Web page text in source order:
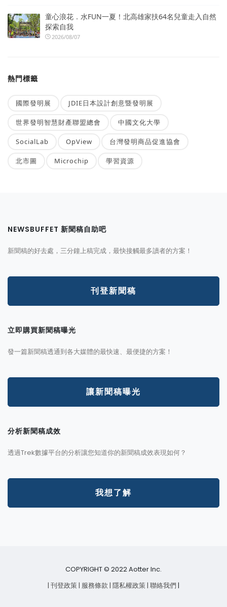
童心浪花．水FUN一夏！北高雄家扶64名兒童走入自然
探索自我
2026/08/07
熱門標籤
國際發明展 JDIE日本設計創意暨發明展
世界發明智慧財產聯盟總會 中國文化大學
SocialLab OpView 台灣發明商品促進協會
北市圖 Microchip 學習資源
NEWSBUFFET 新聞稿自助吧
新聞稿的好去處，三分鐘上稿完成，最快接觸最多讀者的方案！
刊登新聞稿
立即購買新聞稿曝光
發一篇新聞稿透通到各大媒體的最快速、最便捷的方案！
讓新聞稿曝光
分析新聞稿成效
透過Trek數據平台的分析讓您知道你的新聞稿成效表現如何？
我想了解
COPYRIGHT © 2022 Aotter Inc.
| 刊登政策 | 服務條款 | 隱私權政策 | 聯絡我們 |